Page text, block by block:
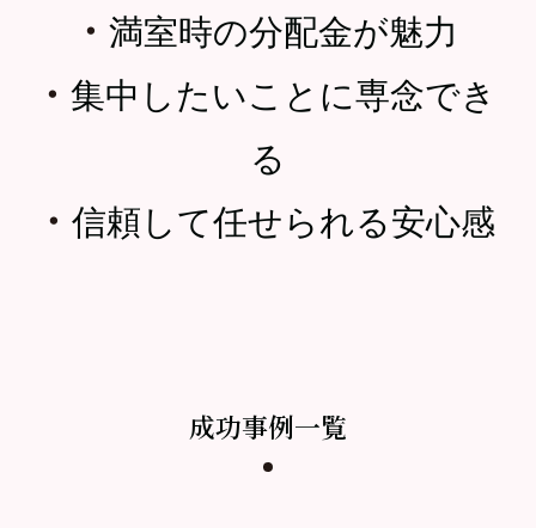
・ 満室時の分配金が魅力
・ 集中したいことに専念でき
る
・ 信頼して任せられる安心感
成功事例一覧